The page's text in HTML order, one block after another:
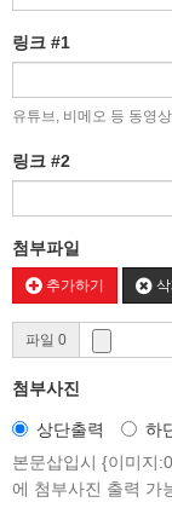
링크 #1
유튜브, 비메오 등 동영
링크 #2
첨부파일
추가하기 삭
파일 0
첨부사진
상단출력 하
본문삽입시 {이미지
에 첨부사진 출력 가